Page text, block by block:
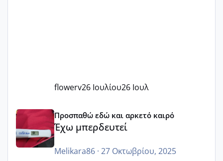
flowerv26 Ιουλίου26 Ιουλ
Έχω μπερδευτεί
Προσπαθώ εδώ και αρκετό καιρό
Έχω μπερδευτεί
Melikara86· 27 Οκτωβρίου, 2025